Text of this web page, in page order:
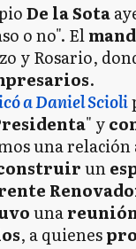
De la Sota
o no". El
y Rosario,
.
a Daniel Scioli
" y
una
un
una
, a quienes